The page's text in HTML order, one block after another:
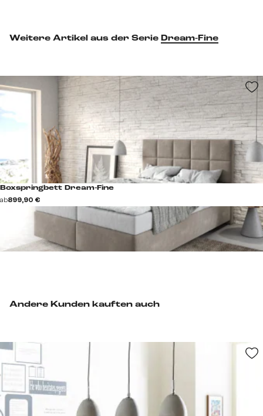
Andere Kunden kauften auch
Weitere Artikel aus der Serie Dream-Fine
Boxspringbett Dream-Fine
ab899,90 €